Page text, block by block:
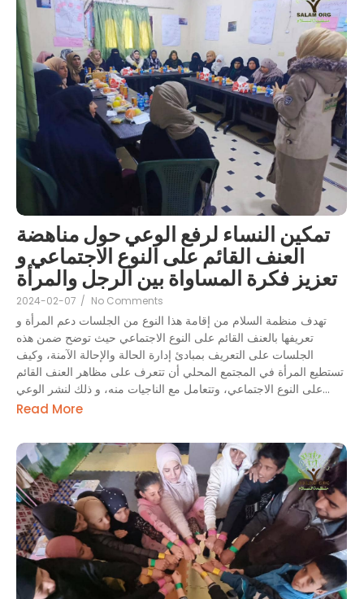
تمكين النساء لرفع الوعي حول مناهضة
العنف القائم على النوع الاجتماعي و
تعزيز فكرة المساواة بين الرجل والمرأة
2024-02-07 / No Comments
تهدف منظمة السلام من إقامة هذا النوع من الجلسات دعم المرأة و
تعريفها بالعنف القائم على النوع الاجتماعي حيث توضح ضمن هذه
الجلسات على التعريف بمبادئ إدارة الحالة والإحالة الآمنة، وكيف
تستطيع المرأة في المجتمع المحلي أن تتعرف على مظاهر العنف القائم
على النوع الاجتماعي، وتتعامل مع الناجيات منه، و ذلك لنشر الوعي...
Read More